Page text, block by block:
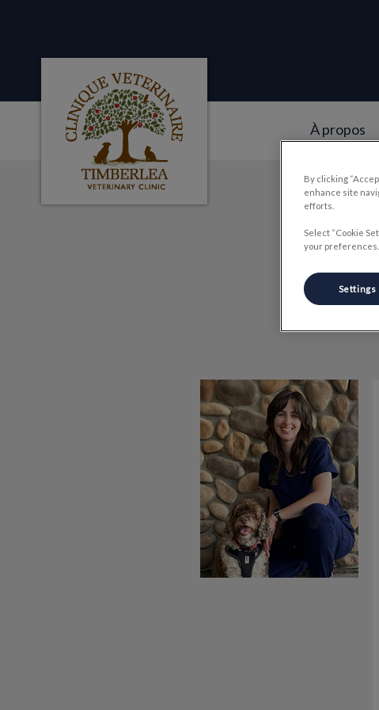
Page d'accueil de Clinique veterinaireÀ propos
By clicking
enhance site
efforts.
Select “Cookie
your preferences.
Settings